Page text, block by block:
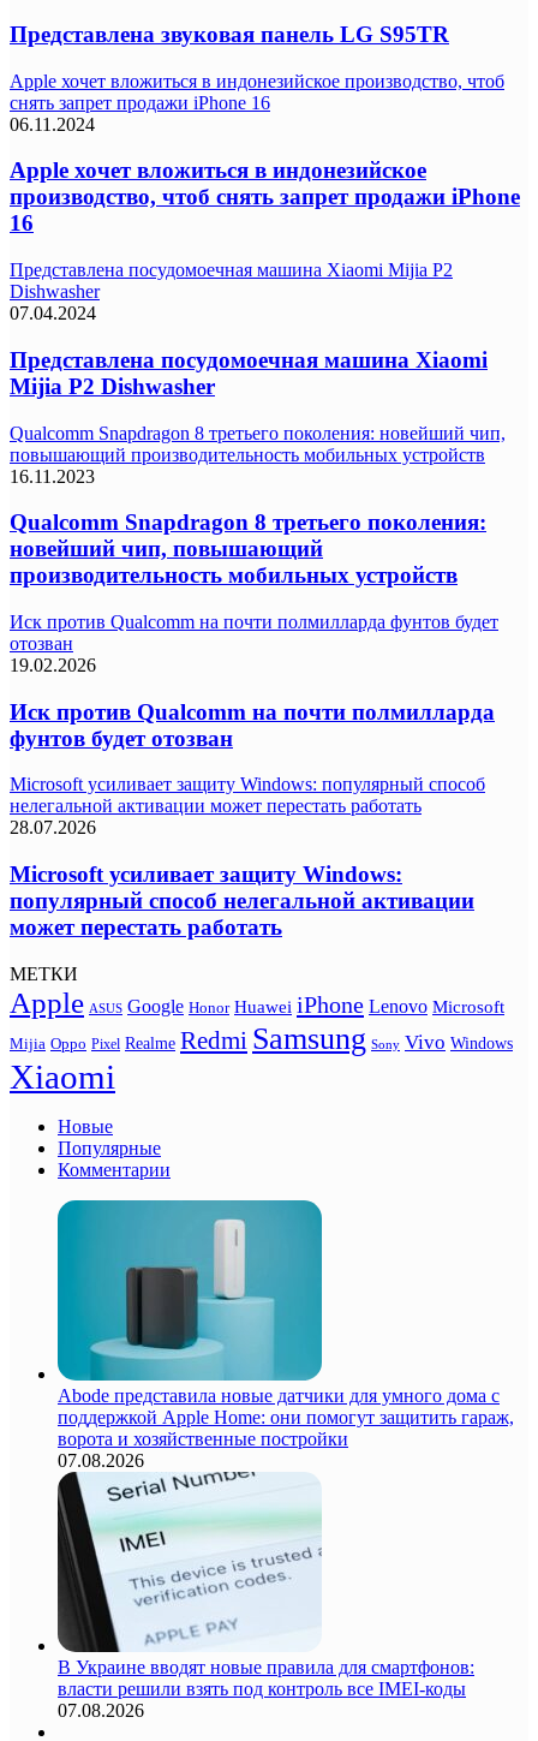
Представлена звуковая панель LG S95TR
Apple хочет вложиться в индонезийское производство, чтоб
снять запрет продажи iPhone 16
06.11.2024
Apple хочет вложиться в индонезийское
производство, чтоб снять запрет продажи iPhone
16
Представлена посудомоечная машина Xiaomi Mijia P2
Dishwasher
07.04.2024
Представлена посудомоечная машина Xiaomi
Mijia P2 Dishwasher
Qualcomm Snapdragon 8 третьего поколения: новейший чип,
повышающий производительность мобильных устройств
16.11.2023
Qualcomm Snapdragon 8 третьего поколения:
новейший чип, повышающий
производительность мобильных устройств
Иск против Qualcomm на почти полмилларда фунтов будет
отозван
19.02.2026
Иск против Qualcomm на почти полмилларда
фунтов будет отозван
Microsoft усиливает защиту Windows: популярный способ
нелегальной активации может перестать работать
28.07.2026
Microsoft усиливает защиту Windows:
популярный способ нелегальной активации
может перестать работать
МЕТКИ
Apple ASUS Google Honor Huawei iPhone Lenovo Microsoft
Mijia Oppo Pixel Realme Redmi Samsung Sony Vivo Windows
Xiaomi
Новые
Популярные
Комментарии
Abode представила новые датчики для умного дома с
поддержкой Apple Home: они помогут защитить гараж,
ворота и хозяйственные постройки
07.08.2026
В Украине вводят новые правила для смартфонов:
власти решили взять под контроль все IMEI-коды
07.08.2026